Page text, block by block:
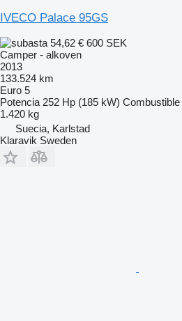
IVECO Palace 95GS
54,62 € 600 SEK
Camper - alkoven
2013
133.524 km
Euro 5
Potencia 252 Hp (185 kW) Combustible
1.420 kg
Suecia, Karlstad
Klaravik Sweden